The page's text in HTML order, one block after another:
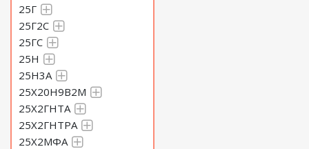
25Г
25Г2С
25ГС
25Н
25Н3А
25Х20Н9В2М
25Х2ГНТА
25Х2ГНТРА
25Х2МФА